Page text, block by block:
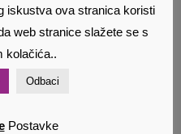
iskustva ova stranica koristi
web stranice slažete se s
kolačića..
Odbaci
Postavke